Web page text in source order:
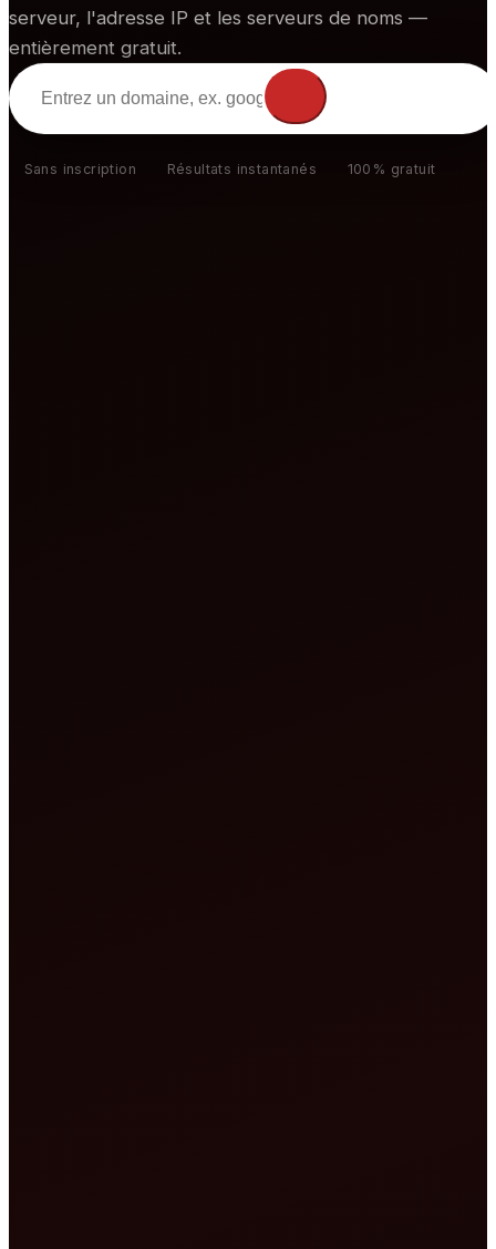
🇰🇷한국어
🇵🇱Polski
serveur, l'adresse IP et les serveurs de noms —
entièrement gratuit.
Sans inscription Résultats instantanés 100% gratuit